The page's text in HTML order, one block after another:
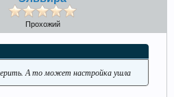
Прохожий
А то может настройка ушла